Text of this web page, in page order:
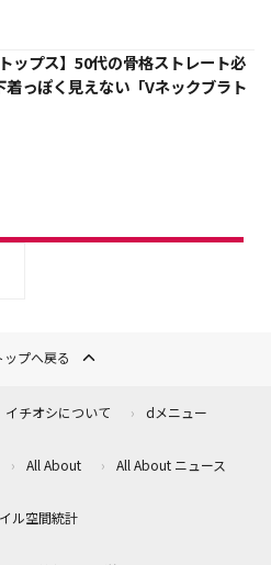
ップス】50代の骨格ストレート必
着っぽく見えない「Vネックブラト
ップへ戻る
イチオシについて dメニュー
All About All About ニュース
ル空間統計